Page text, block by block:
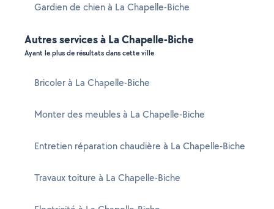
Gardien de chien à La Chapelle-Biche
Autres services à La Chapelle-Biche
Ayant le plus de résultats dans cette ville
Bricoler à La Chapelle-Biche
Monter des meubles à La Chapelle-Biche
Entretien réparation chaudière à La Chapelle-Biche
Travaux toiture à La Chapelle-Biche